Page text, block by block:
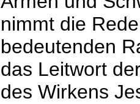
nimmt die
bedeutenden
das Leitwort
des Wirkens